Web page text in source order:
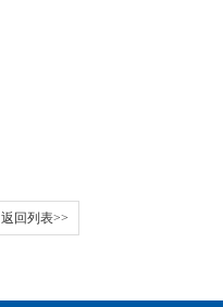
返回列表>>